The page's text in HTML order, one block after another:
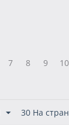
7 8 9 10
30 На